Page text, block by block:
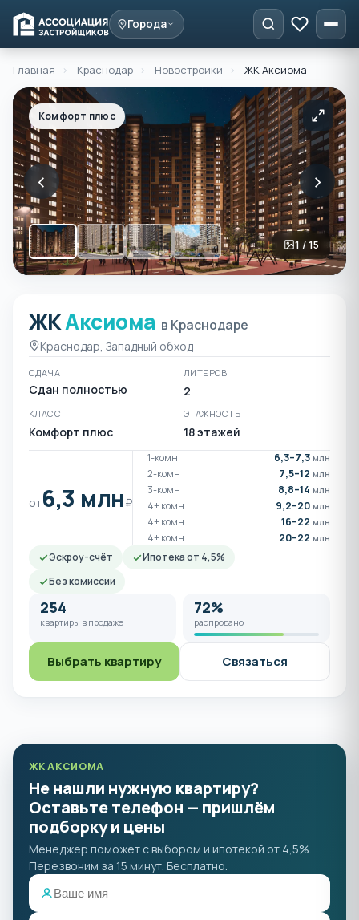
Города
Главная › Краснодар › Новостройки › ЖК Аксиома
Комфорт плюс
‹ ›
1 / 15
ЖК Аксиома в
ЖКАксиома в Краснодаре
Краснодар, Западный обход
СДАЧА
Сдан полностью
ЛИТЕРОВ
2
КЛАСС
Комфорт плюс
ЭТАЖНОСТЬ
18 этажей
от6,3 млн₽
1-комн 6,3–7,3 млн
2-комн 7,5–12 млн
3-комн 8,8–14 млн
4+ комн 9,2–20 млн
4+ комн 16–22 млн
4+ комн 20–22 млн
Эскроу-счёт
Ипотека от 4,5%
Без комиссии
254
квартиры в продаже
72%
распродано
Выбрать квартиру Связаться
ЖК АКСИОМА
Не нашли нужную квартиру?
Оставьте телефон — пришлём
подборку и цены
Менеджер поможет с выбором и ипотекой от 4,5%.
Перезвоним за 15 минут. Бесплатно.